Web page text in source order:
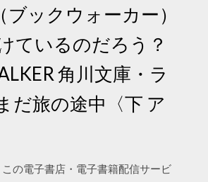
ックウォーカー）
ているのだろう？
角川文庫・ラ
だ旅の途中〈下 ア
の電子書店・電子書籍配信サービ